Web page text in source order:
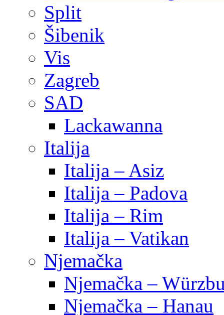
Split
Šibenik
Vis
Zagreb
SAD
Lackawanna
Italija
Italija – Asiz
Italija – Padova
Italija – Rim
Italija – Vatikan
Njemačka
Njemačka –
Njemačka – Hanau